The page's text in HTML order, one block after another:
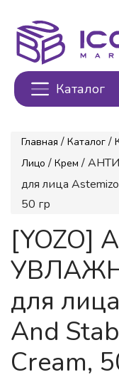
Каталог
Главная / Каталог /
Лицо / Крем /
для лица
50 гр
[YOZO]
для
And
Cream,